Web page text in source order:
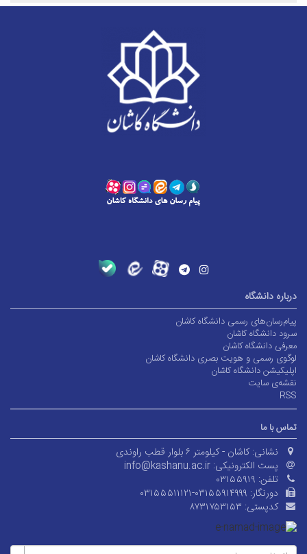
درباره دانشگاه
پیام‌رسان‌های رسمی دانشگاه کاشان
سرود دانشگاه کاشان
معرفی دانشگاه کاشان
لوگوی رسمی و هویت بصری دانشگاه کاشان
اپلیکیشن دانشگاه کاشان
نقشه‌ی سایت
RSS
تماس با ما
نشانی: کاشان - کیلومتر ۶ بلوار قطب راوندی
پست الکترونیکی: info@kashanu.ac.ir
تلفن: ۰۳۱۵۵۹۱۹
دورنگار: ۰۳۱۵۵۵۱۱۱۲۱-۰۳۱۵۵۹۱۴۹۹۹
کدپستی: ۸۷۳۱۷۵۳۱۵۳